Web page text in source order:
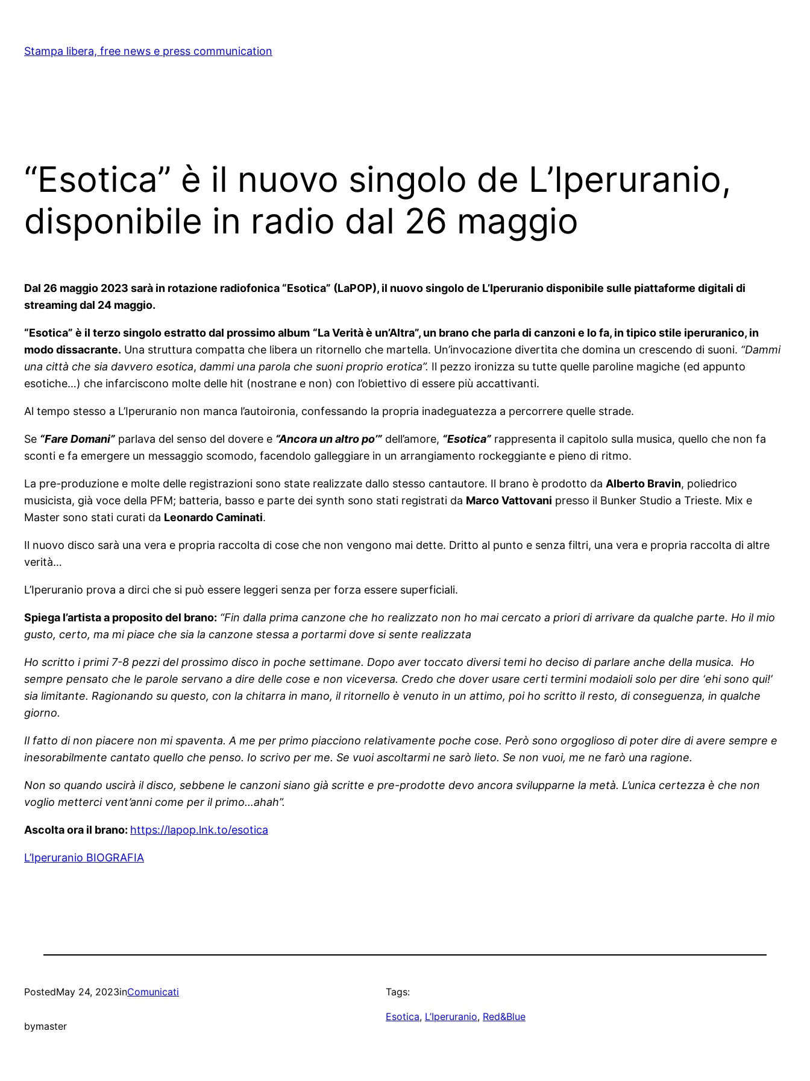
content
Stampa libera, free news e press communication
“Esotica” è il nuovo singolo de L’Iperuranio,
disponibile in radio dal 26 maggio
Dal 26 maggio 2023 sarà in rotazione radiofonica “Esotica” (LaPOP), il nuovo singolo de L’Iperuranio disponibile sulle piattaforme digitali di
streaming dal 24 maggio.
“Esotica” è il terzo singolo estratto dal prossimo album “La Verità è un’Altra”, un brano che parla di canzoni e lo fa, in tipico stile iperuranico, in
modo dissacrante. Una struttura compatta che libera un ritornello che martella. Un’invocazione divertita che domina un crescendo di suoni. “Dammi
una città che sia davvero esotica, dammi una parola che suoni proprio erotica”. Il pezzo ironizza su tutte quelle paroline magiche (ed appunto
esotiche…) che infarciscono molte delle hit (nostrane e non) con l’obiettivo di essere più accattivanti.
Al tempo stesso a L’Iperuranio non manca l’autoironia, confessando la propria inadeguatezza a percorrere quelle strade.
Se “Fare Domani” parlava del senso del dovere e “Ancora un altro po’” dell’amore, “Esotica” rappresenta il capitolo sulla musica, quello che non fa
sconti e fa emergere un messaggio scomodo, facendolo galleggiare in un arrangiamento rockeggiante e pieno di ritmo.
La pre-produzione e molte delle registrazioni sono state realizzate dallo stesso cantautore. Il brano è prodotto da Alberto Bravin, poliedrico
musicista, già voce della PFM; batteria, basso e parte dei synth sono stati registrati da Marco Vattovani presso il Bunker Studio a Trieste. Mix e
Master sono stati curati da Leonardo Caminati.
Il nuovo disco sarà una vera e propria raccolta di cose che non vengono mai dette. Dritto al punto e senza filtri, una vera e propria raccolta di altre
verità…
L’Iperuranio prova a dirci che si può essere leggeri senza per forza essere superficiali.
Spiega l’artista a proposito del brano: “Fin dalla prima canzone che ho realizzato non ho mai cercato a priori di arrivare da qualche parte. Ho il mio
gusto, certo, ma mi piace che sia la canzone stessa a portarmi dove si sente realizzata
Ho scritto i primi 7-8 pezzi del prossimo disco in poche settimane. Dopo aver toccato diversi temi ho deciso di parlare anche della musica. Ho
sempre pensato che le parole servano a dire delle cose e non viceversa. Credo che dover usare certi termini modaioli solo per dire ‘ehi sono qui!’
sia limitante. Ragionando su questo, con la chitarra in mano, il ritornello è venuto in un attimo, poi ho scritto il resto, di conseguenza, in qualche
giorno.
Il fatto di non piacere non mi spaventa. A me per primo piacciono relativamente poche cose. Però sono orgoglioso di poter dire di avere sempre e
inesorabilmente cantato quello che penso. Io scrivo per me. Se vuoi ascoltarmi ne sarò lieto. Se non vuoi, me ne farò una ragione.
Non so quando uscirà il disco, sebbene le canzoni siano già scritte e pre-prodotte devo ancora svilupparne la metà. L’unica certezza è che non
voglio metterci vent’anni come per il primo…ahah”.
Ascolta ora il brano: https://lapop.lnk.to/esotica
L’Iperuranio BIOGRAFIA
PostedMay 24, 2023inComunicati
bymaster
Tags:
Esotica, L’Iperuranio, Red&Blue